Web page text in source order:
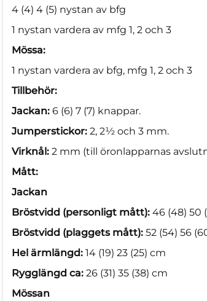
4 (4) 4 (5) nystan av bfg
1 nystan vardera av mfg 1, 2 och 3
Mössa:
1 nystan vardera av bfg, mfg 1, 2 och 3
Tillbehör:
Jackan: 6 (6) 7 (7) knappar.
Jumperstickor: 2, 2½ och 3 mm.
Virknål: 2 mm (till öronlapparnas
Mått:
Jackan
Bröstvidd (personligt mått): 46 (48) 50
Bröstvidd (plaggets mått): 52 (54) 56
Hel ärmlängd: 14 (19) 23 (25) cm
Rygglängd ca: 26 (31) 35 (38) cm
Mössan